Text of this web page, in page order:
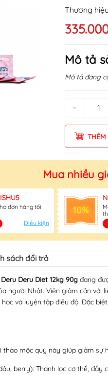
Thương
Mô tả
Mô tả đang
−
Mua nhiều
đơn hàng tối
Điều kiện
10%
sách đổi trả
Deru Diet 12kg 90g đang
người Nhật. Viên giảm cân với
và luyện tập điều độ. Đặc
thảo mộc quý này giúp giảm
berry): Thanh lọc cơ thể, đẩy